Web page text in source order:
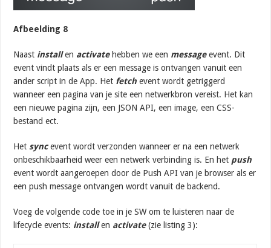
Afbeelding 8
Naast installen activatehebben we een messageevent. Dit
event vindt plaats als er een message is ontvangen vanuit een
ander script in de App. Het fetch event wordt getriggerd
wanneer een pagina van je site een netwerkbron vereist. Het kan
een nieuwe pagina zijn, een JSON API, een image, een CSS-
bestand ect.
Het syncevent wordt verzonden wanneer er na een netwerk
onbeschikbaarheid weer een netwerk verbinding is. En het push
event wordt aangeroepen door de Push API van je browser als er
een push message ontvangen wordt vanuit de backend.
Voeg de volgende code toe in je SW om te luisteren naar de
lifecycle events: installen activate(zie listing 3):